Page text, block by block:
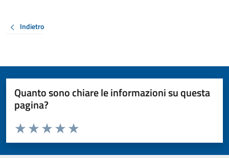
Indietro
Quanto sono chiare le informazioni su questa
pagina?
Valuta da 1 a 5 stelle la pagina
Valuta 5 stelle su 5
Valuta 4 stelle su 5
Valuta 3 stelle su 5
Valuta 2 stelle su 5
Valuta 1 stelle su 5